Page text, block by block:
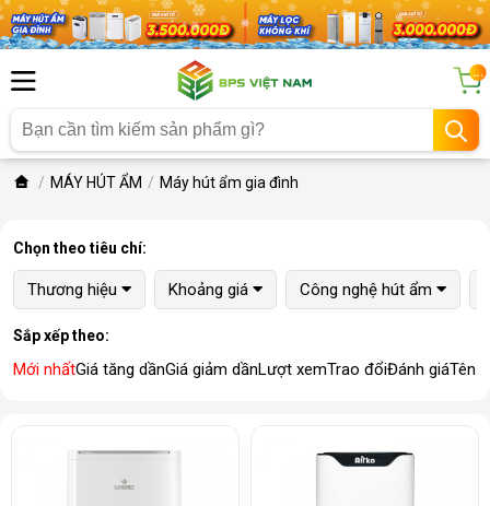
...
MÁY HÚT ẨM Máy hút ẩm gia đình
Chọn theo tiêu chí:
Thương hiệu Khoảng giá Công nghệ hút ẩm
Sắp xếp theo:
Mới nhấtGiá tăng dầnGiá giảm dầnLượt xemTrao đổiĐánh giáTên